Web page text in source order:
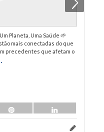
Planeta, Uma Saúde 🌱
mais conectadas do que
precedentes que afetam o